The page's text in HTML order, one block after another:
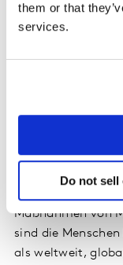
them or that
services.
Do not
Die Studie zeigt
und Bedenken
Deutschen (49
Maßnahmen von
sind die
als weltweit,